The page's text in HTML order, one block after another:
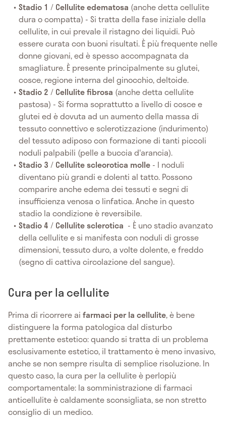
Stadio 1 / Cellulite edematosa (anche detta cellulite
dura o compatta) - Si tratta della fase iniziale della
cellulite, in cui prevale il ristagno dei liquidi. Può
essere curata con buoni risultati. È più frequente nelle
donne giovani, ed è spesso accompagnata da
smagliature. È presente principalmente su glutei,
cosce, regione interna del ginocchio, deltoide.
Stadio 2 / Cellulite fibrosa (anche detta cellulite
pastosa) - Si forma soprattutto a livello di cosce e
glutei ed è dovuta ad un aumento della massa di
tessuto connettivo e sclerotizzazione (indurimento)
del tessuto adiposo con formazione di tanti piccoli
noduli palpabili (pelle a buccia d'arancia).
Stadio 3/ Cellulite scleorotica molle - I noduli
diventano più grandi e dolenti al tatto. Possono
comparire anche edema dei tessuti e segni di
insufficienza venosa o linfatica. Anche in questo
stadio la condizione è reversibile.
Stadio 4 / Cellulite sclerotica - È uno stadio avanzato
della cellulite e si manifesta con noduli di grosse
dimensioni, tessuto duro, a volte dolente, e freddo
(segno di cattiva circolazione del sangue).
Cura per la cellulite
Prima di ricorrere ai farmaci per la cellulite, è bene
distinguere la forma patologica dal disturbo
prettamente estetico: quando si tratta di un problema
esclusivamente estetico, il trattamento è meno invasivo,
anche se non sempre risulta di semplice risoluzione. In
questo caso, la cura per la cellulite è perlopiù
comportamentale: la somministrazione di farmaci
anticellulite è caldamente sconsigliata, se non stretto
consiglio di un medico.